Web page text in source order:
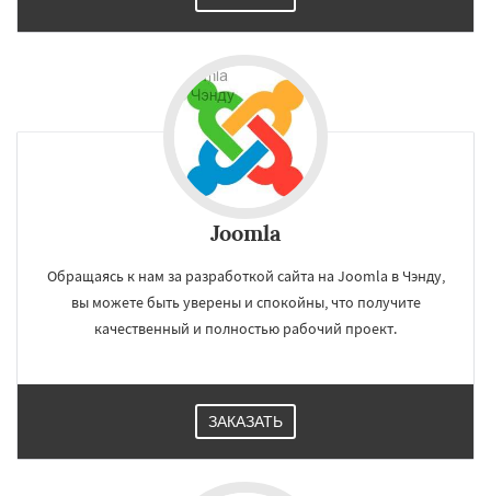
Joomla
Обращаясь к нам за разработкой сайта на Joomla в Чэнду,
вы можете быть уверены и спокойны, что получите
качественный и полностью рабочий проект.
ЗАКАЗАТЬ